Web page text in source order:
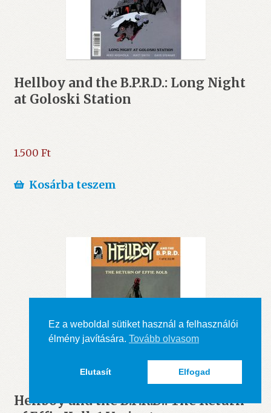
Hellboy and the B.P.R.D.: Long Night
at Goloski Station
1.500 Ft
Kosárba teszem
Hellboy and the B.P.R.D.: The Return
Ez a weboldal sütiket használ a felhasználói
élmény javítására. Tovább olvasom
Elutasít Elfogad